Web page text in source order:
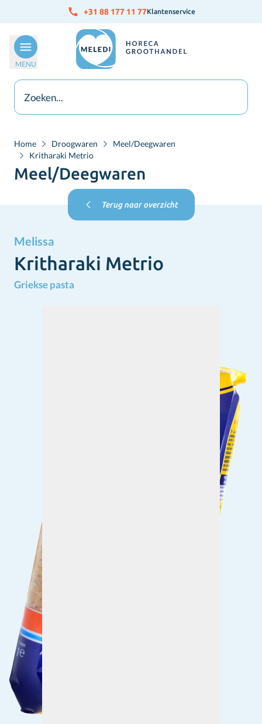
Ga naar de inhoud +31 88 177 11 77Klantenservice
MENU
Home Droogwaren
Meel/Deegwaren
Kritharaki Metrio
Meel/Deegwaren
Terug naar overzicht
Melissa
Kritharaki Metrio
Griekse pasta